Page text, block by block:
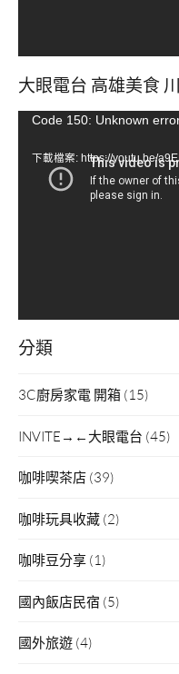
大眼電台 高雄美食
視Code 150: Unknown
下載檔案: https://youtu.be/
分類
3C廚房家電 開箱 (15)
INVITE→←大眼電台 (45)
咖啡喫茶店 (39)
咖啡玩具收藏 (2)
咖啡豆分享 (1)
國內飯店民宿 (5)
國外旅遊 (4)